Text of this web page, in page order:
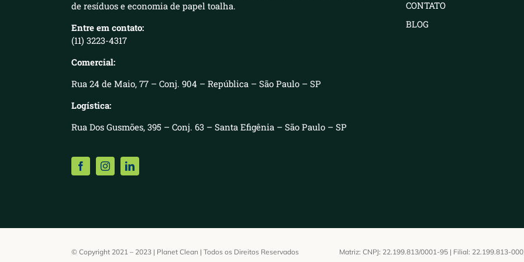
de resíduos e economia de papel toalha.
Entre em contato:
(11) 3223-4317
Comercial:
Rua 24 de Maio, 77 – Conj. 904 – República – São Paulo – SP
Logística:
Rua Dos Gusmões, 395 – Conj. 63 – Santa Efigênia – São Paulo – SP
CONTATO
BLOG
© Copyright 2021 – 2023 | Planet Clean | Todos os Direitos Reservados Matriz: CNPJ: 22.199.813/0001-95 | Filial: 22.199.813-